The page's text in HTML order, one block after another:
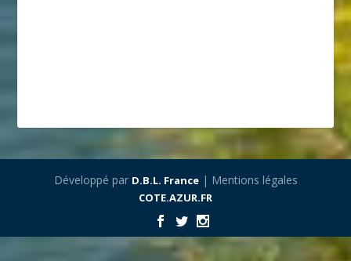
Développé par D.B.L. France| Mentions légales
COTE.AZUR.FR